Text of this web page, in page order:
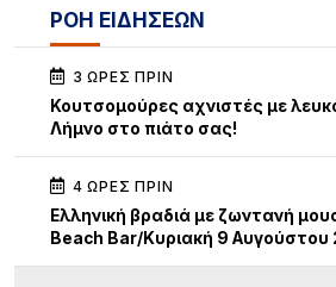
ΡΟΗ ΕΙΔΗΣΕΩΝ
3 ΏΡΕΣ ΠΡΙΝ
Κουτσομούρες αχνιστές με
Λήμνο στο πιάτο σας!
4 ΏΡΕΣ ΠΡΙΝ
Ελληνική βραδιά με ζωντανή
Beach Bar/Κυριακή 9 Αυγούστου